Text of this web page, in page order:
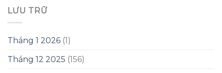
LƯU TRỮ
Tháng 1 2026 (1)
Tháng 12 2025 (156)